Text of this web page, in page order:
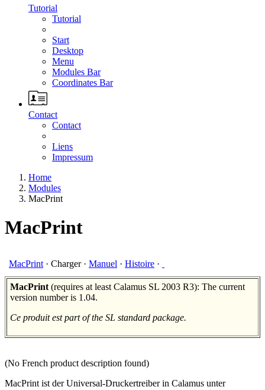
Tutorial
Tutorial
Start
Desktop
Menu
Modules Bar
Coordinates Bar
Contact
Contact
Liens
Impressum
Home
Modules
MacPrint
MacPrint
MacPrint · Charger· Manuel · Histoire ·
MacPrint (requires at least Calamus SL 2003 R3): The current
version number is 1.04.
Ce produit est part of the SL standard package.
(No French product description found)
MacPrint ist der Universal-Druckertreiber in Calamus unter